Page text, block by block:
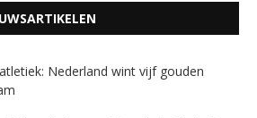
Nederland wint vijf gouden